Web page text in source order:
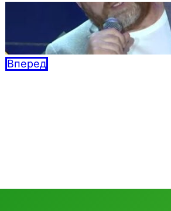
Дебаты BAZAR:
считают
04.09.2025
Вперед